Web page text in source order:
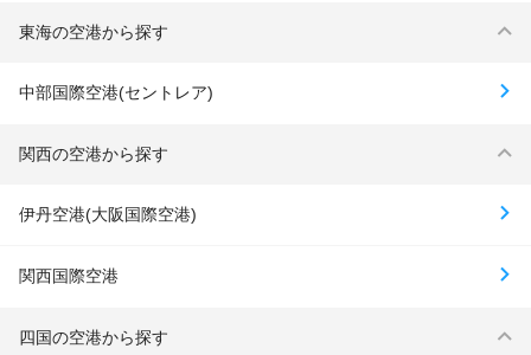
東海の空港から探す
中部国際空港(セントレア)
関西の空港から探す
伊丹空港(大阪国際空港)
関西国際空港
四国の空港から探す